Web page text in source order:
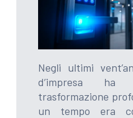
Negli ultimi
d’impresa ha
trasformazione
un tempo era